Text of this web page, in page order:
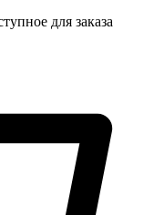
для заказа